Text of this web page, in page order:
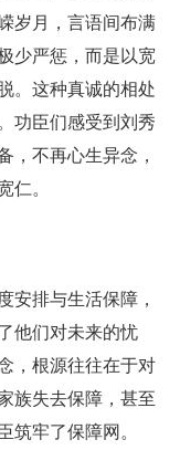
岁月，言语间布满
少严惩，而是以宽
。这种真诚的相处
功臣们感受到刘秀
，不再心生异念，
仁。
安排与生活保障，
他们对未来的忧
，根源往往在于对
族失去保障，甚至
筑牢了保障网。